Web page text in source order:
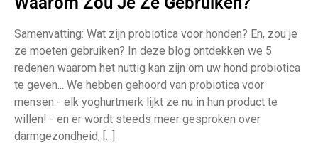
Samenvatting: Wat zijn probiotica voor honden? En, zou je
ze moeten gebruiken? In deze blog ontdekken we 5
redenen waarom het nuttig kan zijn om uw hond probiotica
te geven... We hebben gehoord van probiotica voor
mensen - elk yoghurtmerk lijkt ze nu in hun product te
willen! - en er wordt steeds meer gesproken over
darmgezondheid, [...]